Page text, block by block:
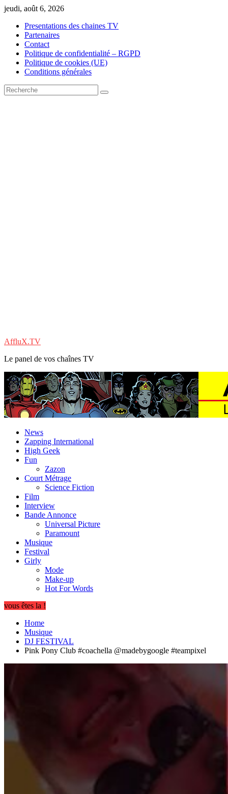
Skip
content
jeudi, août 6, 2026
Presentations des chaines TV
Partenaires
Contact
Politique de confidentialité – RGPD
Politique de cookies (UE)
Conditions générales
AffluX.TV
Le panel de vos chaînes TV
News
Zapping International
High Geek
Fun
Zazon
Court Métrage
Science Fiction
Film
Interview
Bande Annonce
Universal Picture
Paramount
Musique
Festival
Girly
Mode
Make-up
Hot For Words
vous êtes la !
Home
Musique
DJ FESTIVAL
Pink Pony Club #coachella @madebygoogle #teampixel